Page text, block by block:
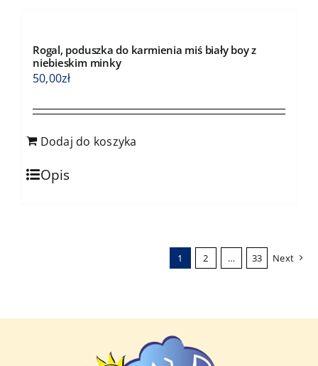
Rogal, poduszka do karmienia miś biały boy z
niebieskim minky
50,00zł
Dodaj do koszyka
Opis
1 2 … 33 Next